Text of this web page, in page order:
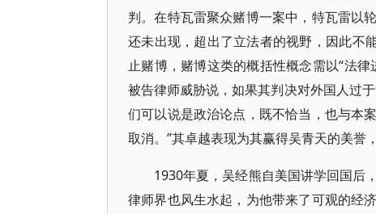
判。在特瓦雷聚众赌博一案中，特瓦雷以
还未出现，超出了立法者的视野，因此不
止赌博，赌博这类的概括性概念需以“法
被告律师威胁说，如果其判决对外国人过
们可以说是政治论点，既不恰当，也与本
取消。”其卓越表现为其赢得吴青天的美誉
1930年夏，吴经熊自美国讲学回国后
律师界也风生水起，为他带来了可观的经